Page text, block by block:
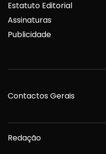
Estatuto Editorial
Assinaturas
Publicidade
Contactos Gerais
Redação